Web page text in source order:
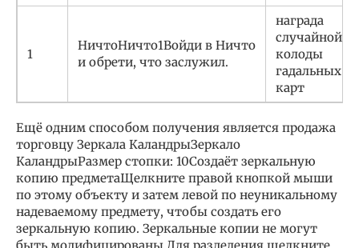
1
НичтоНичто1Войди в Ничто
и обрети, что заслужил.
награда
случайной
колоды
гадальных
карт
Ещё одним способом получения является продажа
торговцу Зеркала КаландрыЗеркало
КаландрыРазмер стопки: 10Создаёт зеркальную
копию предметаЩелкните правой кнопкой мыши
по этому объекту и затем левой по неуникальному
надеваемому предмету, чтобы создать его
зеркальную копию. Зеркальные копии не могут